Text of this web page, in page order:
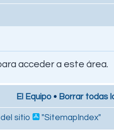
acceder a este área.
El Equipo • Borrar todas
sitio "SitemapIndex"